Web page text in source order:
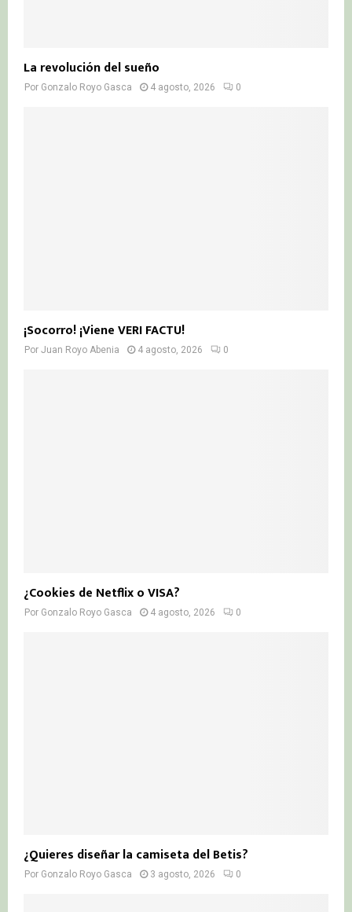
La revolución del sueño
Por Gonzalo Royo Gasca 4 agosto, 2026 0
¡Socorro! ¡Viene VERI FACTU!
Por Juan Royo Abenia 4 agosto, 2026 0
¿Cookies de Netflix o VISA?
Por Gonzalo Royo Gasca 4 agosto, 2026 0
¿Quieres diseñar la camiseta del Betis?
Por Gonzalo Royo Gasca 3 agosto, 2026 0